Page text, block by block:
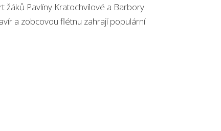
žáků Pavlíny Kratochvílové a Barbory
a zobcovou flétnu zahrají populární